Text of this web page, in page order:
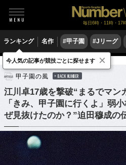
毎日6時・11時・17
ランキング 名作 #甲子園 #Jリーグ
野球 高校野球
甲子園の風 BACK NUMBER
江川卓17歳を撃破“まるでマ
「きみ、甲子園に行くよ」弱
ぜ見抜けたのか？”迫田穆成の
今人気の記事が競技ごとに探せます ×